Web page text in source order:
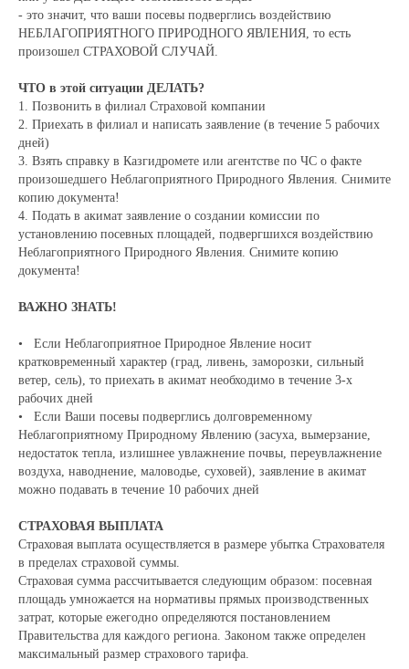
- это значит, что ваши посевы подверглись воздействию
НЕБЛАГОПРИЯТНОГО ПРИРОДНОГО ЯВЛЕНИЯ, то есть
произошел СТРАХОВОЙ СЛУЧАЙ.
ЧТО в этой ситуации ДЕЛАТЬ?
1. Позвонить в филиал Страховой компании
2. Приехать в филиал и написать заявление (в течение 5 рабочих
дней)
3. Взять справку в Казгидромете или агентстве по ЧС о факте
произошедшего Неблагоприятного Природного Явления. Снимите
копию документа!
4. Подать в акимат заявление о создании комиссии по
установлению посевных площадей, подвергшихся воздействию
Неблагоприятного Природного Явления. Снимите копию
документа!
ВАЖНО ЗНАТЬ!
• Если Неблагоприятное Природное Явление носит
кратковременный характер (град, ливень, заморозки, сильный
ветер, сель), то приехать в акимат необходимо в течение 3-х
рабочих дней
• Если Ваши посевы подверглись долговременному
Неблагоприятному Природному Явлению (засуха, вымерзание,
недостаток тепла, излишнее увлажнение почвы, переувлажнение
воздуха, наводнение, маловодье, суховей), заявление в акимат
можно подавать в течение 10 рабочих дней
СТРАХОВАЯ ВЫПЛАТА
Страховая выплата осуществляется в размере убытка Страхователя
в пределах страховой суммы.
Страховая сумма рассчитывается следующим образом: посевная
площадь умножается на нормативы прямых производственных
затрат, которые ежегодно определяются постановлением
Правительства для каждого региона. Законом также определен
максимальный размер страхового тарифа.